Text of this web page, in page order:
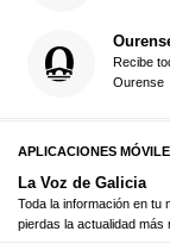
Recibe
Ourense
APLICACIONES
La Voz de Galicia
Toda la información en tu
pierdas la actualidad más